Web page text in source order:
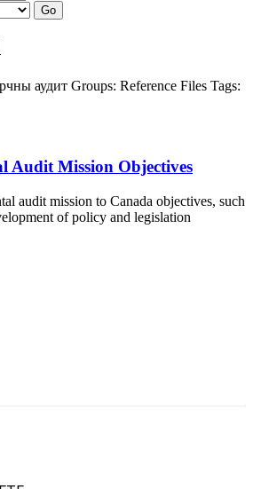
Go
аудит Groups: Reference Files Tags:
Audit Mission Objectives
audit mission to Canada objectives, such
of policy and legislation